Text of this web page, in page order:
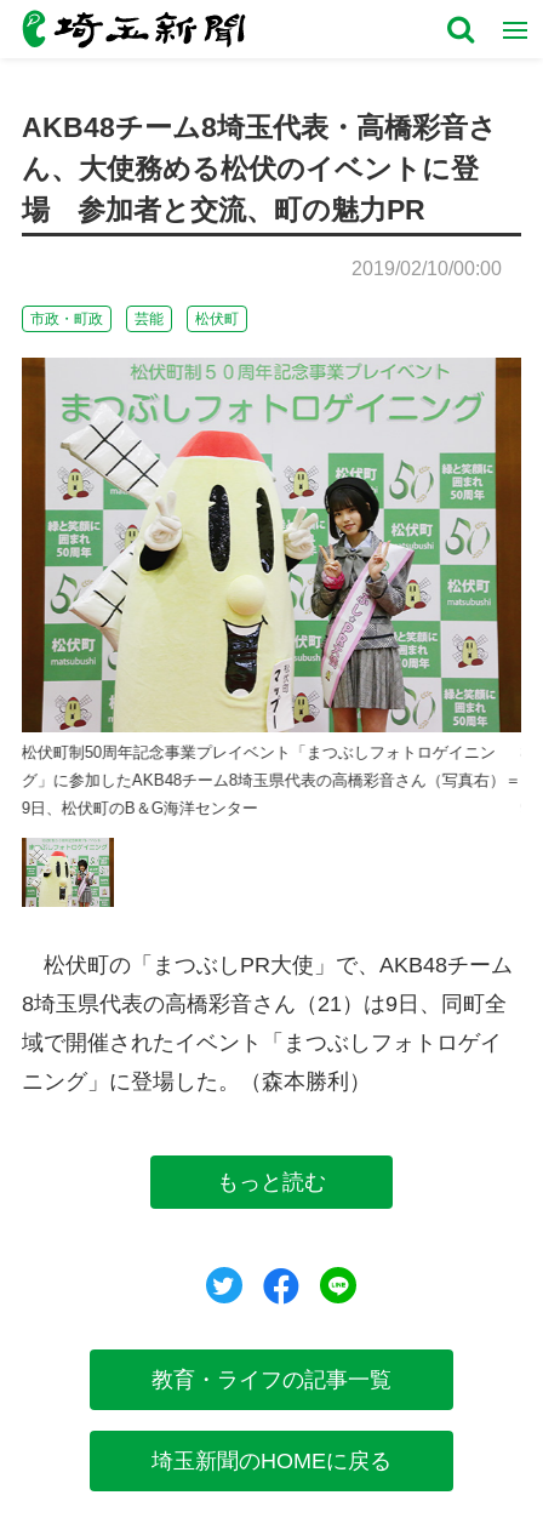
AKB48チーム8埼玉代表・高橋彩音さ
ん、大使務める松伏のイベントに登
場 参加者と交流、町の魅力PR
2019/02/10/00:00
市政・町政 芸能 松伏町
松伏町制50周年記念事業プレイベント「まつぶしフォトロゲイニン
グ」に参加したAKB48チーム8埼玉県代表の高橋彩音さん（写真右）＝
9日、松伏町のB＆G海洋センター
松伏町の「まつぶしPR大使」で、AKB48チーム
8埼玉県代表の高橋彩音さん（21）は9日、同町全
域で開催されたイベント「まつぶしフォトロゲイ
ニング」に登場した。（森本勝利）
もっと読む
ツイートシェア
教育・ライフの記事一覧
埼玉新聞のHOMEに戻る